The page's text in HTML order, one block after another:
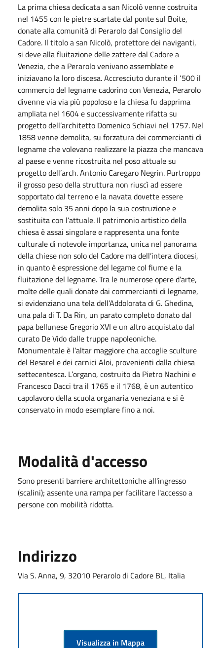
La prima chiesa dedicata a san Nicolò venne costruita
nel 1455 con le pietre scartate dal ponte sul Boite,
donate alla comunità di Perarolo dal Consiglio del
Cadore. Il titolo a san Nicolò, protettore dei naviganti,
si deve alla fluitazione delle zattere dal Cadore a
Venezia, che a Perarolo venivano assemblate e
iniziavano la loro discesa. Accresciuto durante il ‘500 il
commercio del legname cadorino con Venezia, Perarolo
divenne via via più popoloso e la chiesa fu dapprima
ampliata nel 1604 e successivamente rifatta su
progetto dell’architetto Domenico Schiavi nel 1757. Nel
1858 venne demolita, su forzatura dei commercianti di
legname che volevano realizzare la piazza che mancava
al paese e venne ricostruita nel poso attuale su
progetto dell’arch. Antonio Caregaro Negrin. Purtroppo
il grosso peso della struttura non riuscì ad essere
sopportato dal terreno e la navata dovette essere
demolita solo 35 anni dopo la sua costruzione e
sostituita con l’attuale. Il patrimonio artistico della
chiesa è assai singolare e rappresenta una fonte
culturale di notevole importanza, unica nel panorama
della chiese non solo del Cadore ma dell’intera diocesi,
in quanto è espressione del legame col fiume e la
fluitazione del legname. Tra le numerose opere d’arte,
molte delle quali donate dai commercianti di legname,
si evidenziano una tela dell’Addolorata di G. Ghedina,
una pala di T. Da Rin, un parato completo donato dal
papa bellunese Gregorio XVI e un altro acquistato dal
curato De Vido dalle truppe napoleoniche.
Monumentale è l’altar maggiore cha accoglie sculture
del Besarel e dei carnici Aloi, provenienti dalla chiesa
settecentesca. L’organo, costruito da Pietro Nachini e
Francesco Dacci tra il 1765 e il 1768, è un autentico
capolavoro della scuola organaria veneziana e si è
conservato in modo esemplare fino a noi.
Modalità d'accesso
Sono presenti barriere architettoniche all'ingresso
(scalini); assente una rampa per facilitare l'accesso a
persone con mobilità ridotta.
Indirizzo
Via S. Anna, 9, 32010 Perarolo di Cadore BL, Italia
Visualizza in Mappa